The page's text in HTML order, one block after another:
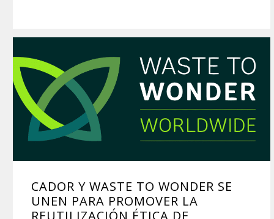
CADOR Y WASTE TO WONDER SE
UNEN PARA PROMOVER LA